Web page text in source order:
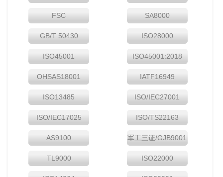
FSC SA8000
GB/T 50430 ISO28000
ISO45001 ISO45001:2018
OHSAS18001 IATF16949
ISO13485 ISO/IEC27001
ISO/IEC17025 ISO/TS22163
AS9100 军工三证/GJB9001
TL9000 ISO22000